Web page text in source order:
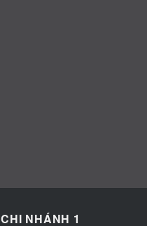
CHI NHÁNH 1